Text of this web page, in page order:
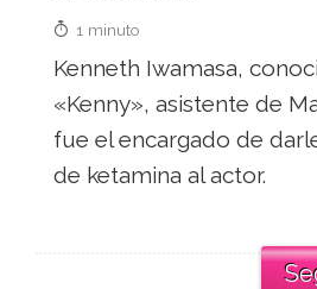
1 minuto
Kenneth Iwamasa,
«Kenny», asistente de
fue el encargado de
de ketamina al actor.